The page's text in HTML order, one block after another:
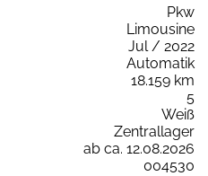
Pkw
Limousine
Jul / 2022
Automatik
18.159 km
5
Weiß
Zentrallager
ab ca. 12.08.2026
004530